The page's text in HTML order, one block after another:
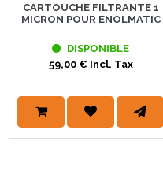
CARTOUCHE FILTRANTE 1
MICRON POUR ENOLMATIC
DISPONIBLE
59,00 € Incl. Tax